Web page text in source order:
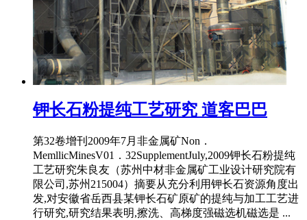
钾长石粉提纯工艺研究 道客巴巴
第32卷增刊2009年7月非金属矿Non．
MemllicMinesV01．32SupplementJuly,2009钾长石粉提纯
工艺研究朱良友（苏州中材非金属矿工业设计研究院有
限公司,苏州215004）摘要从充分利用钾长石资源角度出
发,对安徽省岳西县某钾长石矿原矿的提纯与加工工艺进
行研究,研究结果表明,擦洗、高梯度强磁选机磁选是 ...